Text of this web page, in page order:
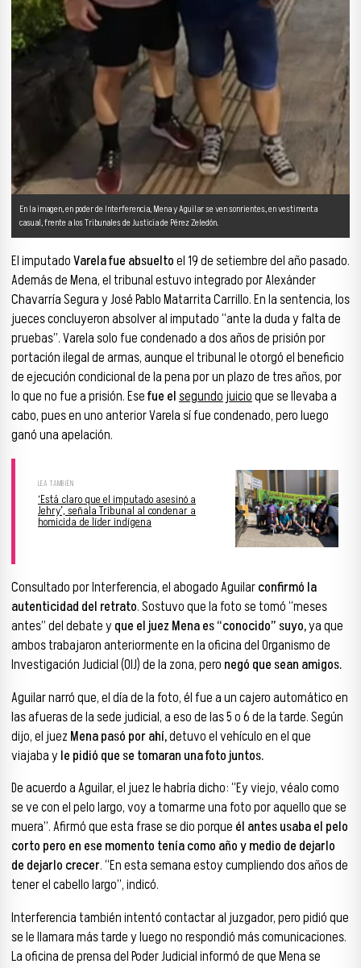
En la imagen, en poder de Interferencia, Mena y Aguilar se ven sonrientes, en vestimenta
casual, frente a los Tribunales de Justicia de Pérez Zeledón.
El imputadoVarela fue absueltoel 19 de setiembre del año pasado.
Además de Mena, el tribunal estuvo integrado por Alexánder
Chavarría Segura y José Pablo Matarrita Carrillo. En la sentencia, los
jueces concluyeron absolver al imputado “ante la duda y falta de
pruebas”. Varela solo fue condenado a dos años de prisión por
portación ilegal de armas, aunque el tribunal le otorgó el beneficio
de ejecución condicional de la pena por un plazo de tres años, por
lo que no fue a prisión. Esefue elsegundo juicioque se llevaba a
cabo, pues en uno anterior Varela sí fue condenado, pero luego
ganó una apelación.
‘Está claro que el imputado asesinó a
Jehry’, señala Tribunal al condenar a
homicida de líder indígena
Consultado por Interferencia, el abogado Aguilarconfirmó la
autenticidad del retrato. Sostuvo que la foto se tomó “meses
antes” del debate y que el juez Mena es “conocido” suyo,ya que
ambos trabajaron anteriormente en la oficina del Organismo de
Investigación Judicial (OIJ) de la zona, pero negó que sean amigos.
Aguilar narró que, el día de la foto, él fue a un cajero automático en
las afueras de la sede judicial, a eso de las 5 o 6 de la tarde. Según
dijo, el juez Mena pasó por ahí,detuvo el vehículo en el que
viajaba y le pidió que se tomaran una foto juntos.
De acuerdo a Aguilar, el juez le habría dicho: “Ey viejo, véalo como
se ve con el pelo largo, voy a tomarme una foto por aquello que se
muera”. Afirmó que esta frase se dio porque él antes usaba el pelo
corto pero en ese momento tenía como año y medio de dejarlo
de dejarlo crecer. “En esta semana estoy cumpliendo dos años de
tener el cabello largo”, indicó.
Interferencia también intentó contactar al juzgador, pero pidió que
se le llamara más tarde y luego no respondió más comunicaciones.
La oficina de prensa del Poder Judicial informó de que Mena se